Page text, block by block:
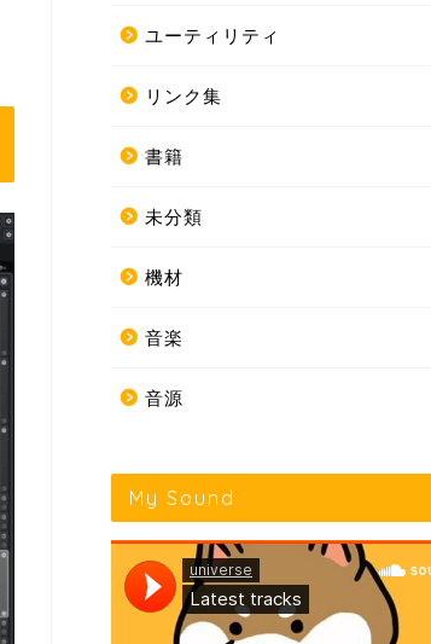
ユーティリティ
リンク集
書籍
未分類
機材
音楽
音源
My Sound